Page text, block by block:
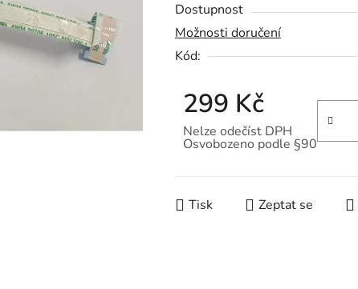
produktu
je
0,0
hvězdiček.
Dostupnost
Možnosti doručení
Kód:
299 Kč
Nelze odečíst DPH
Osvobozeno podle §90
Tisk Zeptat se